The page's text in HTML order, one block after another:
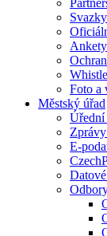
Ankety
Foto a
Městský úřad
Úřední
E-